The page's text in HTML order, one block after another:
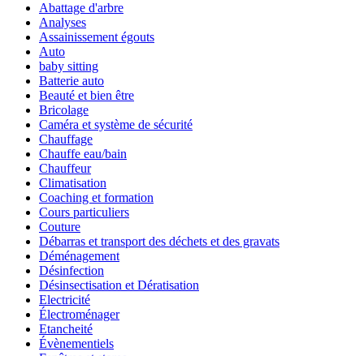
Abattage d'arbre
Analyses
Assainissement égouts
Auto
baby sitting
Batterie auto
Beauté et bien être
Bricolage
Caméra et système de sécurité
Chauffage
Chauffe eau/bain
Chauffeur
Climatisation
Coaching et formation
Cours particuliers
Couture
Débarras et transport des déchets et des gravats
Déménagement
Désinfection
Désinsectisation et Dératisation
Electricité
Électroménager
Etancheité
Évènementiels